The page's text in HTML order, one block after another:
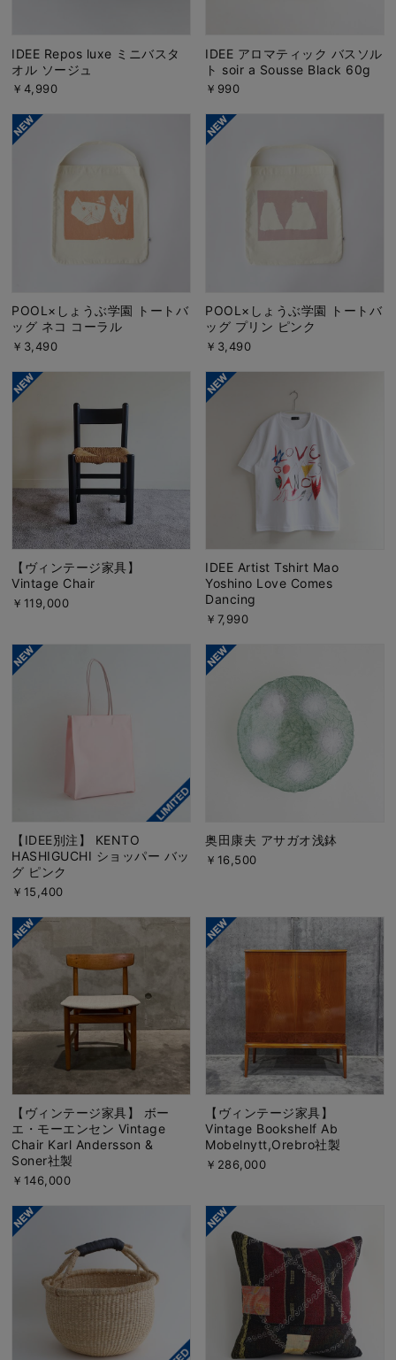
IDEE Repos luxe ミニバスタ
オル ソージュ
￥4,990
IDEE アロマティック バスソル
ト soir a Sousse Black 60g
￥990
POOL×しょうぶ学園 トートバ
ッグ ネコ コーラル
￥3,490
POOL×しょうぶ学園 トートバ
ッグ プリン ピンク
￥3,490
【ヴィンテージ家具】
Vintage Chair
￥119,000
IDEE Artist Tshirt Mao
Yoshino Love Comes
Dancing
￥7,990
【IDEE別注】 KENTO
HASHIGUCHI ショッパー バッ
グ ピンク
￥15,400
奥田康夫 アサガオ浅鉢
￥16,500
【ヴィンテージ家具】 ボー
エ・モーエンセン Vintage
Chair Karl Andersson &
Soner社製
￥146,000
【ヴィンテージ家具】
Vintage Bookshelf Ab
Mobelnytt,Orebro社製
￥286,000